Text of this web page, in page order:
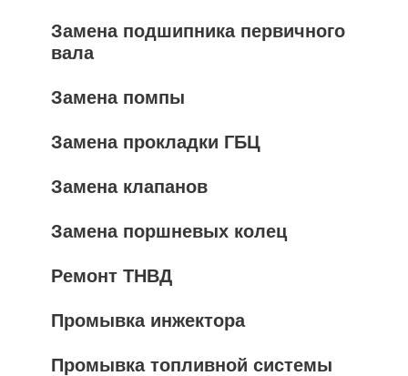
Замена подшипника первичного
вала
Замена помпы
Замена прокладки ГБЦ
Замена клапанов
Замена поршневых колец
Ремонт ТНВД
Промывка инжектора
Промывка топливной системы